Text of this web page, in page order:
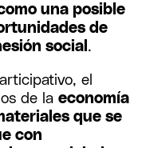
una posible
de
social .
el
de la economía
que se
con